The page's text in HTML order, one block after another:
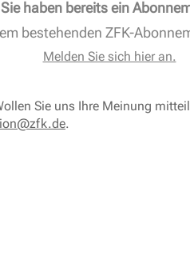
Sie haben bereits ein
bestehenden ZFK-
Melden Sie sich hier an.
Sie uns Ihre Meinung
.